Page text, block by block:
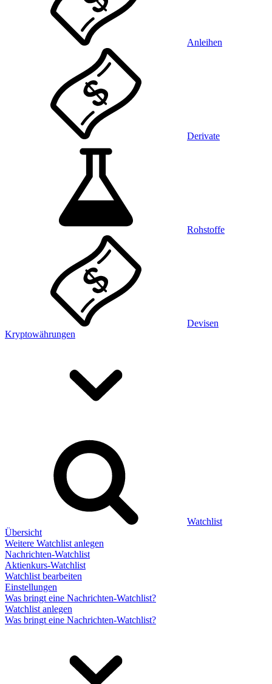
Anleihen
Derivate
Rohstoffe
Devisen
Kryptowährungen
Watchlist
Übersicht
Weitere Watchlist anlegen
Nachrichten-Watchlist
Aktienkurs-Watchlist
Watchlist bearbeiten
Einstellungen
Was bringt eine Nachrichten-Watchlist?
Watchlist anlegen
Was bringt eine Nachrichten-Watchlist?